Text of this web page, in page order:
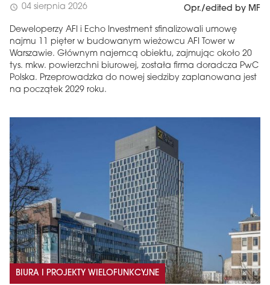
schedule 04 sierpnia 2026 Opr./edited by MF
Deweloperzy AFI i Echo Investment sfinalizowali umowę
najmu 11 pięter w budowanym wieżowcu AFI Tower w
Warszawie. Głównym najemcą obiektu, zajmując około 20
tys. mkw. powierzchni biurowej, została firma doradcza PwC
Polska. Przeprowadzka do nowej siedziby zaplanowana jest
na początek 2029 roku.
BIURA I PROJEKTY WIELOFUNKCYJNE